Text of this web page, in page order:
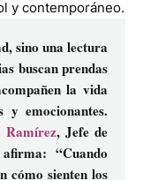
y contemporáneo.
sino una lectura
buscan prendas
la vida
y emocionantes.
Ramírez, Jefe de
“Cuando
cómo sienten los